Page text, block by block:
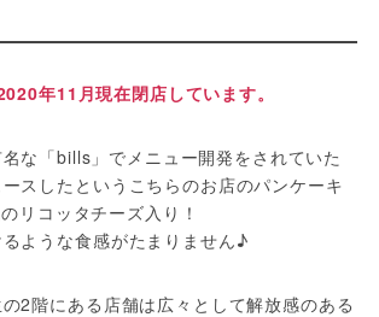
年11月現在閉店しています。
な「bills」でメニュー開発をされていた
スしたというこちらのお店のパンケーキ
リコッタチーズ入り！
ような食感がたまりません♪
2階にある店舗は広々として解放感のある